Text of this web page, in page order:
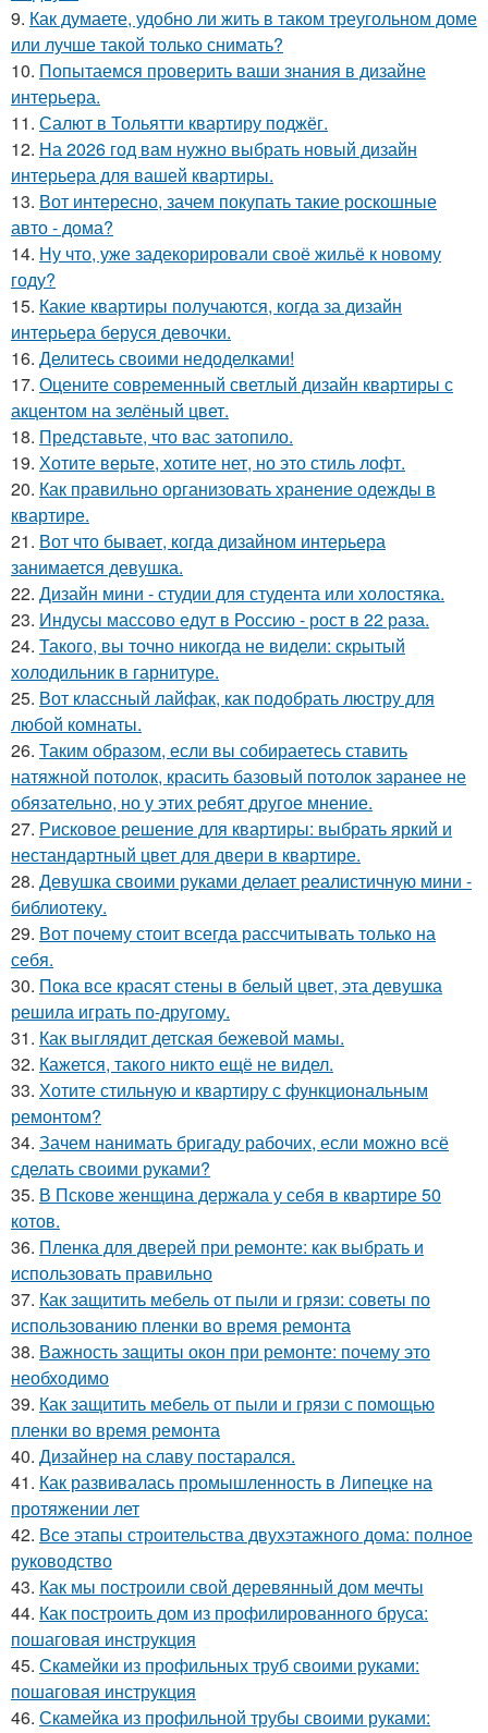
9. Как думаете, удобно ли жить в таком треугольном доме
или лучше такой только снимать?
10. Попытаемся проверить ваши знания в дизайне
интерьера.
11. Салют в Тольятти квартиру поджёг.
12. На 2026 год вам нужно выбрать новый дизайн
интерьера для вашей квартиры.
13. Вот интересно, зачем покупать такие роскошные
авто - дома?
14. Ну что, уже задекорировали своё жильё к новому
году?
15. Какие квартиры получаются, когда за дизайн
интерьера беруся девочки.
16. Делитесь своими недоделками!
17. Оцените современный светлый дизайн квартиры с
акцентом на зелёный цвет.
18. Представьте, что вас затопило.
19. Хотите верьте, хотите нет, но это стиль лофт.
20. Как правильно организовать хранение одежды в
квартире.
21. Вот что бывает, когда дизайном интерьера
занимается девушка.
22. Дизайн мини - студии для студента или холостяка.
23. Индусы массово едут в Россию - рост в 22 раза.
24. Такого, вы точно никогда не видели: скрытый
холодильник в гарнитуре.
25. Вот классный лайфак, как подобрать люстру для
любой комнаты.
26. Таким образом, если вы собираетесь ставить
натяжной потолок, красить базовый потолок заранее не
обязательно, но у этих ребят другое мнение.
27. Рисковое решение для квартиры: выбрать яркий и
нестандартный цвет для двери в квартире.
28. Девушка своими руками делает реалистичную мини -
библиотеку.
29. Вот почему стоит всегда рассчитывать только на
себя.
30. Пока все красят стены в белый цвет, эта девушка
решила играть по-другому.
31. Как выглядит детская бежевой мамы.
32. Кажется, такого никто ещё не видел.
33. Хотите стильную и квартиру с функциональным
ремонтом?
34. Зачем нанимать бригаду рабочих, если можно всё
сделать своими руками?
35. В Пскове женщина держала у себя в квартире 50
котов.
36. Пленка для дверей при ремонте: как выбрать и
использовать правильно
37. Как защитить мебель от пыли и грязи: советы по
использованию пленки во время ремонта
38. Важность защиты окон при ремонте: почему это
необходимо
39. Как защитить мебель от пыли и грязи с помощью
пленки во время ремонта
40. Дизайнер на славу постарался.
41. Как развивалась промышленность в Липецке на
протяжении лет
42. Все этапы строительства двухэтажного дома: полное
руководство
43. Как мы построили свой деревянный дом мечты
44. Как построить дом из профилированного бруса:
пошаговая инструкция
45. Скамейки из профильных труб своими руками:
пошаговая инструкция
46. Скамейка из профильной трубы своими руками: